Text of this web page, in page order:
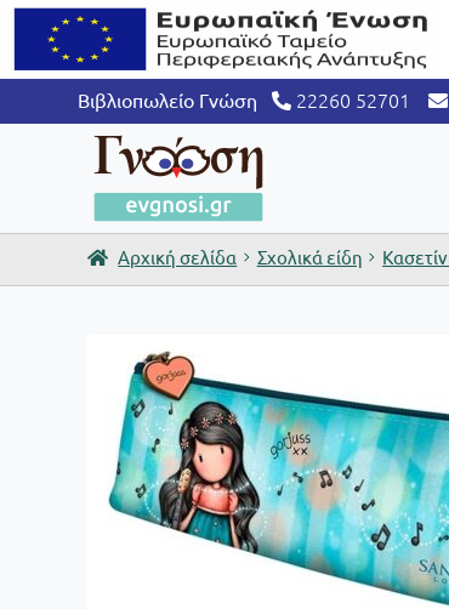
Βιβλιοπωλείο Γνώση 22260 52701
Αρχική σελίδα Σχολικά είδη